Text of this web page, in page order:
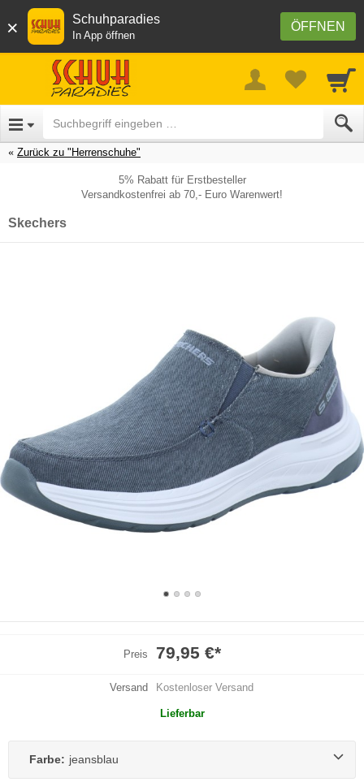
× ÖFFNEN
Schuhparadies
In App öffnen
Zurück zu "Herrenschuhe"
5% Rabatt für Erstbesteller
Versandkostenfrei ab 70,- Euro Warenwert!
Skechers
Preis 79,95 €*
Versand Kostenloser Versand
Lieferbar
Farbe: jeansblau